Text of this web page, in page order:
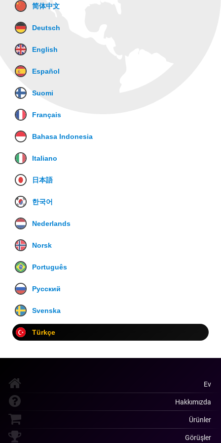
简体中文
Deutsch
English
Español
Suomi
Français
Bahasa Indonesia
Italiano
日本語
한국어
Nederlands
Norsk
Português
Русский
Svenska
Türkçe
Ev
Hakkımızda
Ürünler
Görüşler